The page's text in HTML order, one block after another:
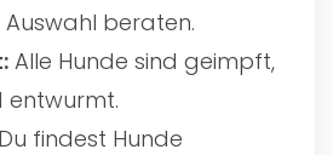
beraten.
Alle Hunde sind geimpft,
entwurmt.
Du findest Hunde